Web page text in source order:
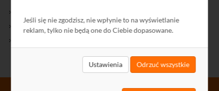
Jeśli się nie zgodzisz, nie wpłynie to na wyświetlanie
reklam, tylko nie będą one do Ciebie dopasowane.
Ustawienia Odrzuć wszystkie
Polityka Prywatności